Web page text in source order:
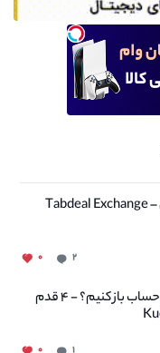
نقد و بررسی صرافی تبدیل – Tabdeal Exchange
۲ ۰
چگونه در صرافی کوکوین حساب باز کنیم؟ - ۴ قدم